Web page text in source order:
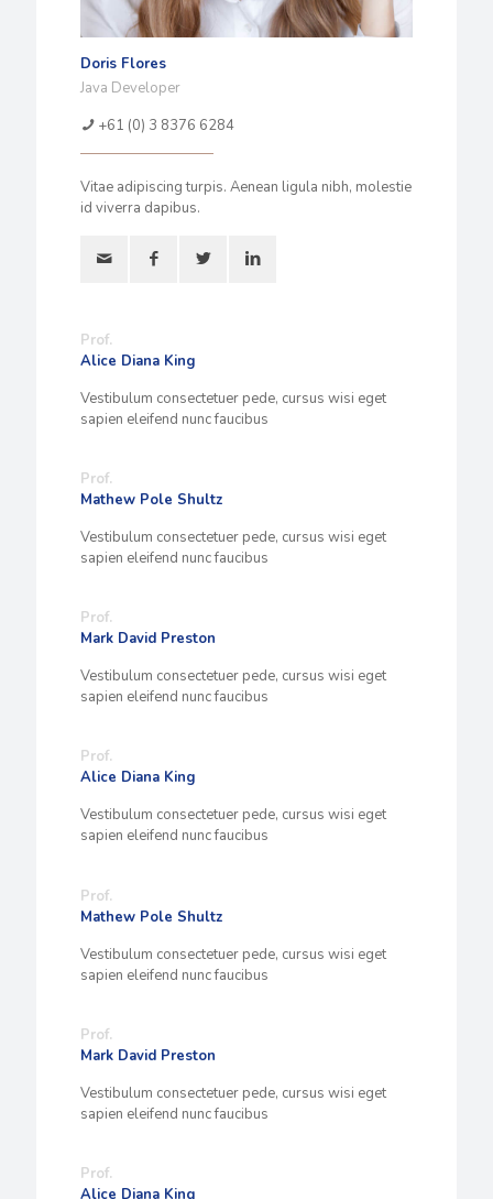
Doris Flores
Java Developer
+61 (0) 3 8376 6284
Vitae adipiscing turpis. Aenean ligula nibh, molestie
id viverra dapibus.
Prof.
Alice Diana King
Vestibulum consectetuer pede, cursus wisi eget
sapien eleifend nunc faucibus
Prof.
Mathew Pole Shultz
Vestibulum consectetuer pede, cursus wisi eget
sapien eleifend nunc faucibus
Prof.
Mark David Preston
Vestibulum consectetuer pede, cursus wisi eget
sapien eleifend nunc faucibus
Prof.
Alice Diana King
Vestibulum consectetuer pede, cursus wisi eget
sapien eleifend nunc faucibus
Prof.
Mathew Pole Shultz
Vestibulum consectetuer pede, cursus wisi eget
sapien eleifend nunc faucibus
Prof.
Mark David Preston
Vestibulum consectetuer pede, cursus wisi eget
sapien eleifend nunc faucibus
Prof.
Alice Diana King